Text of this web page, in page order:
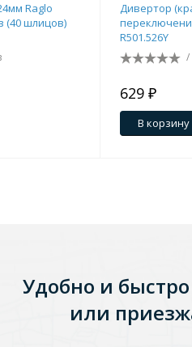
Карнизы и шторки для ванной
поддоны
Raglo
(40 шлицов)
Дивертор
R501.526Y
/
629 ₽
В корзину
Удобно и
или